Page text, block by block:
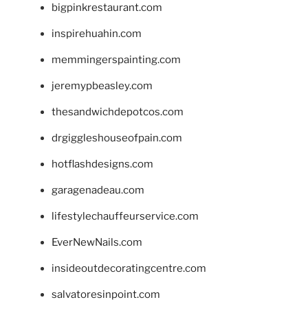
bigpinkrestaurant.com
inspirehuahin.com
memmingerspainting.com
jeremypbeasley.com
thesandwichdepotcos.com
drgiggleshouseofpain.com
hotflashdesigns.com
garagenadeau.com
lifestylechauffeurservice.com
EverNewNails.com
insideoutdecoratingcentre.com
salvatoresinpoint.com